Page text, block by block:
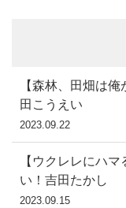
【森林、田畑は
田こうえい
2023.09.22
【ウクレレにハ
い！吉田たかし
2023.09.15